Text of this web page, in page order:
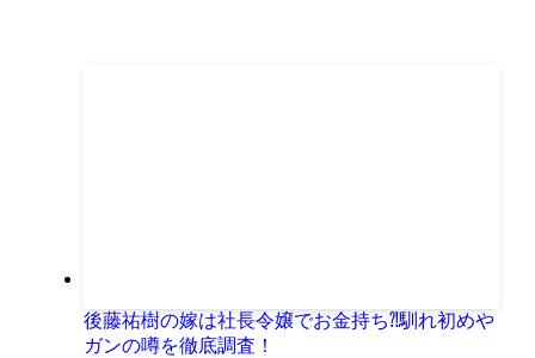
後藤祐樹の嫁は社長令嬢でお金持ち⁈馴れ初めや
ガンの噂を徹底調査！